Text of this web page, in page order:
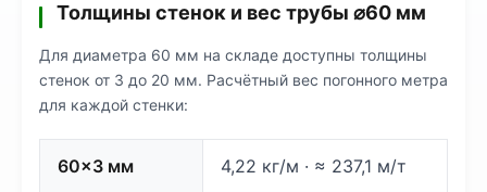
Толщины стенок и вес трубы ⌀60 мм
Для диаметра 60 мм на складе доступны толщины
стенок от 3 до 20 мм. Расчётный вес погонного метра
для каждой стенки:
60×3 мм 4,22 кг/м · ≈ 237,1 м/т